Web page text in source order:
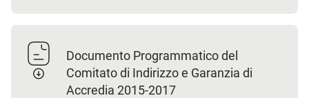
Documento Programmatico del
Comitato di Indirizzo e Garanzia di
Accredia 2015-2017